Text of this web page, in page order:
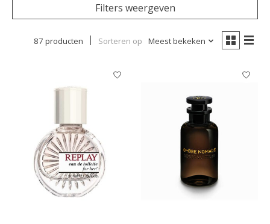
Filters weergeven
87 producten Sorteren op Meest bekeken